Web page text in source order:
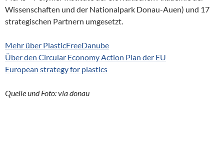
Wissenschaften und der Nationalpark Donau-Auen) und 17
strategischen Partnern umgesetzt.
Mehr über PlasticFreeDanube
Über den Circular Economy Action Plan der EU
European strategy for plastics
Quelle und Foto: via donau